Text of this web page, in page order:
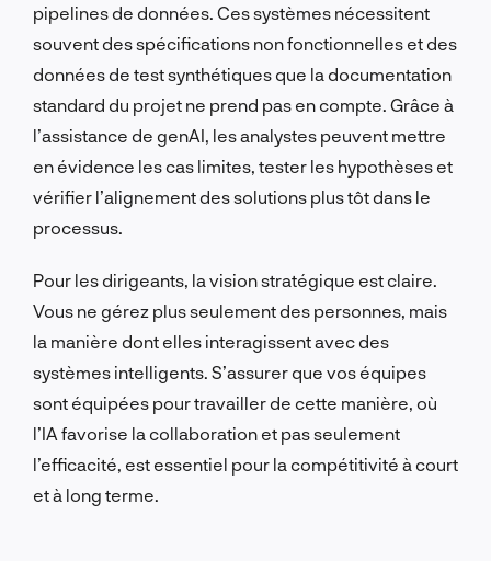
pipelines de données. Ces systèmes nécessitent
souvent des spécifications non fonctionnelles et des
données de test synthétiques que la documentation
standard du projet ne prend pas en compte. Grâce à
l’assistance de genAI, les analystes peuvent mettre
en évidence les cas limites, tester les hypothèses et
vérifier l’alignement des solutions plus tôt dans le
processus.
Pour les dirigeants, la vision stratégique est claire.
Vous ne gérez plus seulement des personnes, mais
la manière dont elles interagissent avec des
systèmes intelligents. S’assurer que vos équipes
sont équipées pour travailler de cette manière, où
l’IA favorise la collaboration et pas seulement
l’efficacité, est essentiel pour la compétitivité à court
et à long terme.